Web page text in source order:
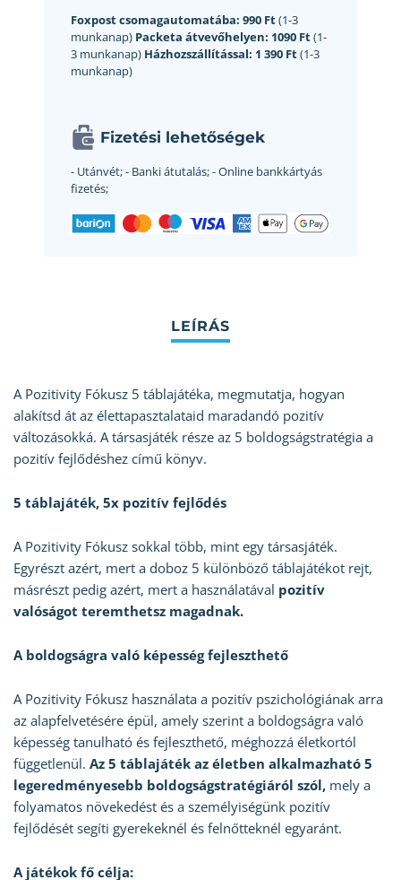
Foxpost csomagautomatába: 990 Ft(1-3
munkanap) Packeta átvevőhelyen: 1090 Ft(1-
3 munkanap) Házhozszállítással: 1 390 Ft(1-3
munkanap)
Fizetési lehetőségek
- Utánvét;- Banki átutalás;- Online bankkártyás
fizetés;
A Pozitivity Fókusz 5 táblajátéka, megmutatja, hogyan
alakítsd át az élettapasztalataid maradandó pozitív
változásokká. A társasjáték része az 5 boldogságstratégia a
pozitív fejlődéshez című könyv.
5 táblajáték, 5x pozitív fejlődés
A Pozitivity Fókusz sokkal több, mint egy társasjáték.
Egyrészt azért, mert a doboz 5 különböző táblajátékot rejt,
másrészt pedig azért, mert a használatával pozitív
valóságot teremthetsz magadnak.
A boldogságra való képesség fejleszthető
A Pozitivity Fókusz használata a pozitív pszichológiának arra
az alapfelvetésére épül, amely szerint a boldogságra való
képesség tanulható és fejleszthető, méghozzá életkortól
függetlenül. Az 5 táblajáték az életben alkalmazható 5
legeredményesebb boldogságstratégiáról szól, mely a
folyamatos növekedést és a személyiségünk pozitív
fejlődését segíti gyerekeknél és felnőtteknél egyaránt.
A játékok fő célja: